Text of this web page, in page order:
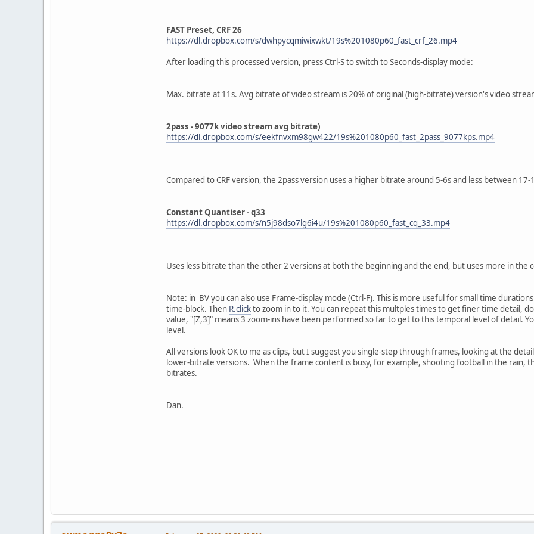
FAST Preset, CRF 26
https://dl.dropbox.com/s/dwhpycqmiwixwkt/19s%201080p60_fast_crf_26.mp4
After loading this processed version, press Ctrl-S to switch to Seconds-display mode:
Max. bitrate at 11s. Avg bitrate of video stream is 20% of original (high-bitrate) version's video
2pass - 9077k video stream avg bitrate)
https://dl.dropbox.com/s/eekfnvxm98gw422/19s%201080p60_fast_2pass_9077kps.mp4
Compared to CRF version, the 2pass version uses a higher bitrate around 5-6s and less between 17-
Constant Quantiser - q33
https://dl.dropbox.com/s/n5j98dso7lg6i4u/19s%201080p60_fast_cq_33.mp4
Uses less bitrate than the other 2 versions at both the beginning and the end, but uses more in the
Note: in BV you can also use Frame-display mode (Ctrl-F). This is more useful for small time
time-block. Then R.clickto zoom in to it. You can repeat this multples times to get finer time detail,
value, "[Z,3]" means 3 zoom-ins have been performed so far to get to this temporal level of detail.
level.
All versions look OK to me as clips, but I suggest you single-step through frames, looking at the
lower-bitrate versions. When the frame content is busy, for example, shooting football in the rain,
bitrates.
Dan.